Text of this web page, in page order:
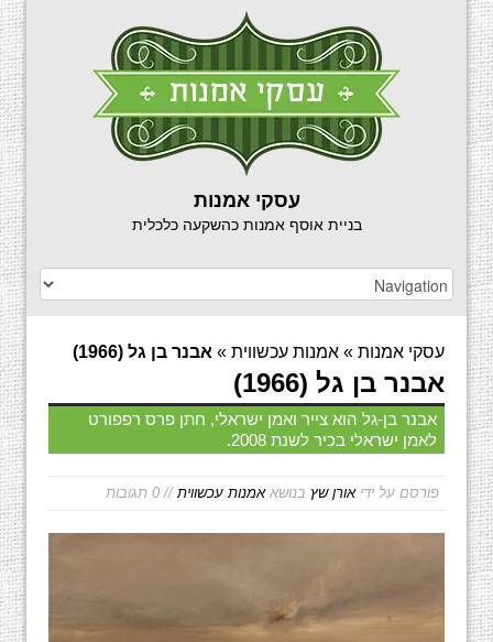
עסקי אמנות
בניית אוסף אמנות כהשקעה כלכלית
עסקי אמנות » אמנות עכשווית » אבנר בן גל (1966)
אבנר בן גל (1966)
אבנר בן-גל הוא צייר ואמן ישראלי, חתן פרס רפפורט
לאמן ישראלי בכיר לשנת 2008.
פורסם על ידיאורן שץ בנושאאמנות עכשווית// 0 תגובות